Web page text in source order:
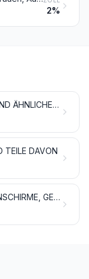
2%
SCHUHE, GAMASCHEN UND ÄHNLICHE WAREN; TEILE DAVON
TEILE DAVON
REGENSCHIRME, SONNENSCHIRME, GEHSTÖCKE, SITZSTÖCKE, PEITSCHEN, REITPEITSCHEN UND TEILE DAVON